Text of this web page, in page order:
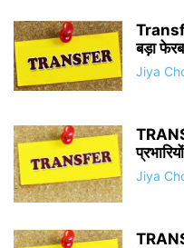
बड़ा
Jiya
Jiya